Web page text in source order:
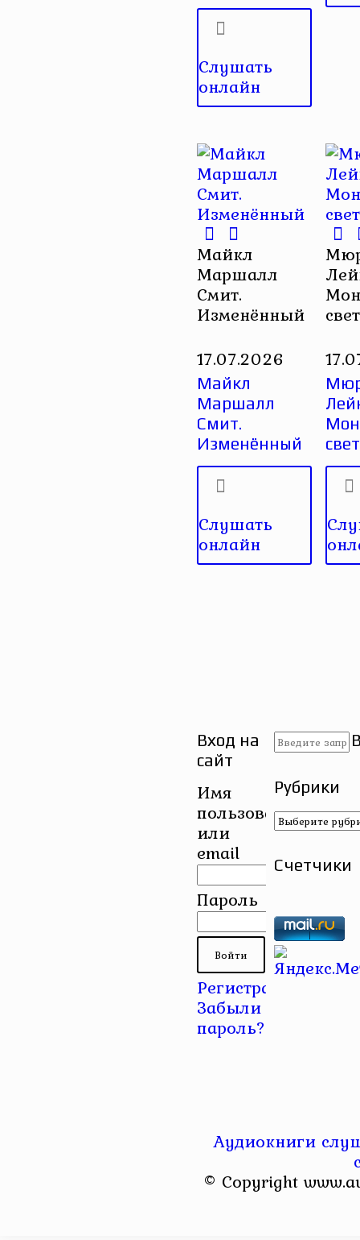
Слушать
онлайн
Майкл
Маршалл
Смит.
Изменённый
17.07.2026
Майкл
Маршалл
Смит.
Изменённый
Слушать
онлайн
Вход на
сайт
Имя
пользователя
или
email
Пароль
Регистрация
Забыли
пароль?
Рубрики
Рубрики
Счетчики
Аудиокниги
© Copyright